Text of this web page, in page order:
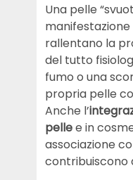
Una pelle
rallentano la
del tutto
fumo o una
propria pelle
Anche l’
pellee in
associazione
contribuiscono